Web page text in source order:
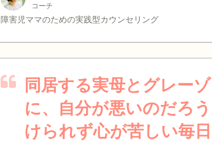
コーチ
障害児ママのための実践型カウンセリング
同居する実母とグレー
に、自分が悪いのだろ
けられず心が苦しい毎